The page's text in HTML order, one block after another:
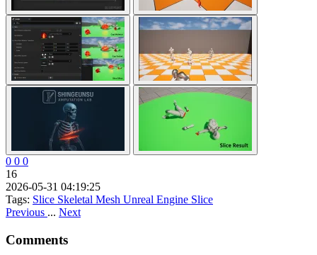
0 0 0
16
2026-05-31 04:19:25
Tags: Slice Skeletal Mesh Unreal Engine Slice
Previous ... Next
Comments